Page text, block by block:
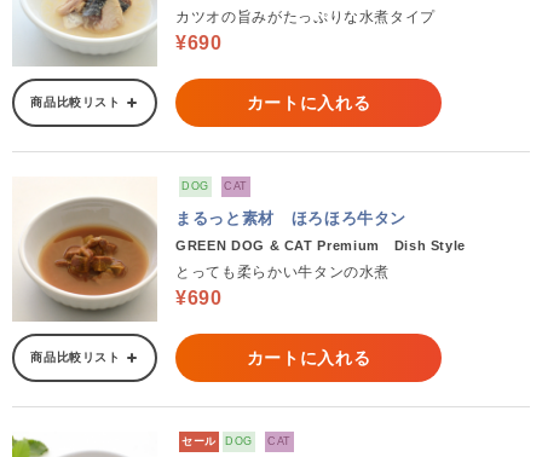
カツオの旨みがたっぷりな水煮タイプ
¥690
商品比較リスト カートに入れる
DOG CAT
まるっと素材 ほろほろ牛タン
GREEN DOG & CAT Premium Dish Style
とっても柔らかい牛タンの水煮
¥690
商品比較リスト カートに入れる
セール DOG CAT